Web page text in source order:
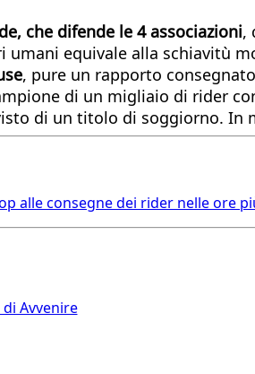
che difende le 4 associazioni,
equivale alla schiavitù
, pure un rapporto
di un migliaio di rider
di un titolo di soggiorno.
alle consegne dei rider nelle ore
Avvenire